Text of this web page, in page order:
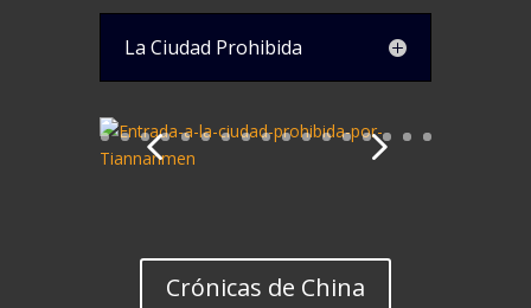
La Ciudad Prohibida
Crónicas de China